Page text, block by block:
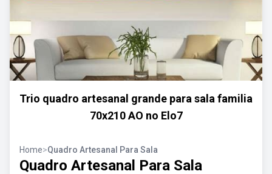
Trio quadro artesanal grande para sala familia
70x210 AO no Elo7
Home>Quadro Artesanal Para Sala
Quadro Artesanal Para Sala